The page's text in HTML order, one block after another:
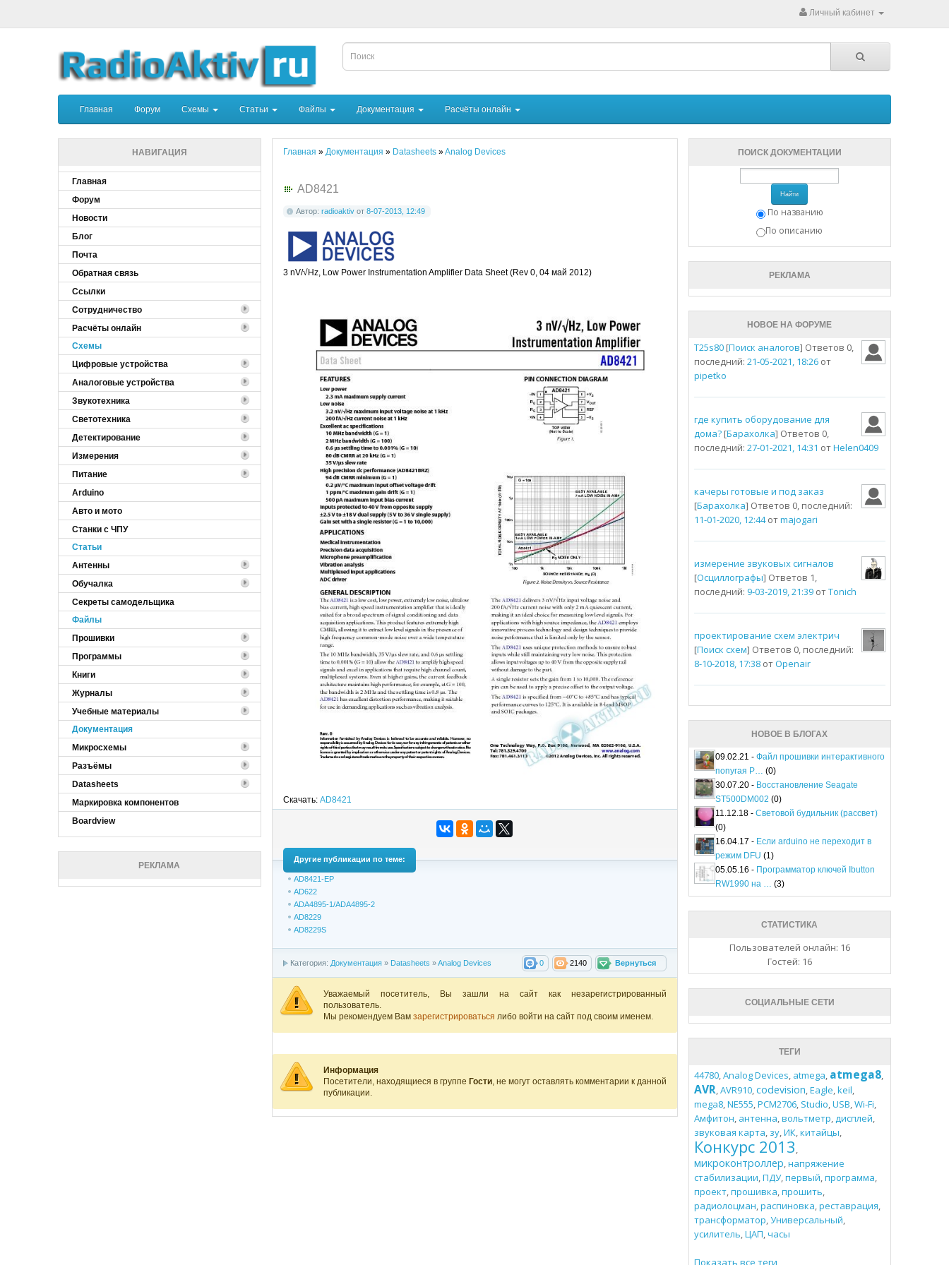
Личный кабинет
Главная Форум Схемы Статьи Файлы Документация Расчёты онлайн
НАВИГАЦИЯ
Главная
Форум
Новости
Блог
Почта
Обратная связь
Ссылки
Сотрудничество
Расчёты онлайн
Cхемы
Цифровые устройства
Аналоговые устройства
Звукотехника
Светотехника
Детектирование
Измерения
Питание
Arduino
Авто и мото
Станки с ЧПУ
Статьи
Антенны
Обучалка
Секреты самодельщика
Файлы
Прошивки
Программы
Книги
Журналы
Учебные материалы
Документация
Микросхемы
Разъёмы
Datasheets
Маркировка компонентов
Boardview
РЕКЛАМА
Главная » Документация » Datasheets»Analog Devices
AD8421
Автор: radioaktivот 8-07-2013, 12:49
3 nV/√Hz, Low Power Instrumentation Amplifier Data Sheet (Rev 0, 04 май 2012)
Скачать: AD8421
Другие публикации по теме:
AD8421-EP
AD622
ADA4895-1/ADA4895-2
AD8229
AD8229S
Вернуться
2140
0
Категория: Документация» Datasheets »Analog Devices
Уважаемый посетитель, Вы зашли на сайт как незарегистрированный
пользователь.
Мы рекомендуем Вам зарегистрироваться либо войти на сайт под своим именем.
Информация
Посетители, находящиеся в группе Гости, не могут оставлять комментарии к данной
публикации.
ПОИСК ДОКУМЕНТАЦИИ
Найти
По названию
По описанию
РЕКЛАМА
НОВОЕ НА ФОРУМЕ
T25s80[Поиск аналогов] Ответов 0,
последний: 21-05-2021, 18:26от
pipetko
где купить оборудование для
дома?[Барахолка] Ответов 0,
последний: 27-01-2021, 14:31 отHelen0409
качеры готовые и под заказ
[Барахолка] Ответов 0, последний:
11-01-2020, 12:44отmajogari
измерение звуковых сигналов
[Осциллографы] Ответов 1,
последний: 9-03-2019, 21:39отTonich
проектирование схем электрич
[Поиск схем] Ответов 0, последний:
8-10-2018, 17:38отOpenair
НОВОЕ В БЛОГАХ
09.02.21 - Файл прошивки интерактивного
попугая P… (0)
30.07.20 - Восстановление Seagate
ST500DM002 (0)
11.12.18 - Световой будильник (рассвет)
(0)
16.04.17 - Если arduino не переходит в
режим DFU (1)
05.05.16 - Программатор ключей Ibutton
RW1990 на … (3)
СТАТИСТИКА
Пользователей онлайн: 16
Гостей: 16
СОЦИАЛЬНЫЕ СЕТИ
ТЕГИ
44780,Analog Devices, atmega, atmega8,
AVR,AVR910,codevision,Eagle,keil,
mega8,NE555,PCM2706, Studio,USB,Wi-Fi,
Амфитон, антенна,вольтметр,дисплей,
звуковая карта, зу,ИК,китайцы,
Конкурс 2013,
микроконтроллер,напряжение
стабилизации,ПДУ,первый,программа,
проект,прошивка,прошить,
радиолоцман,распиновка,реставрация,
трансформатор,Универсальный,
усилитель,ЦАП,часы